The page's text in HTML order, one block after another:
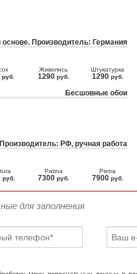
Производитель: Германия
руб.
Живопись
1290 руб.
Штукатурка
1290 руб.
Бесшовные обои
РФ, ручная работа
руб.
Patina
7300 руб.
Pietra
7900 руб.
для заполнения